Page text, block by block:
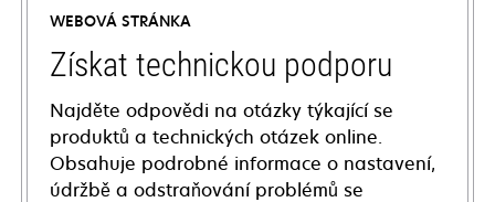
WEBOVÁ STRÁNKA
Získat technickou podporu
Najděte odpovědi na otázky týkající se
produktů a technických otázek online.
Obsahuje podrobné informace o nastavení,
údržbě a odstraňování problémů se